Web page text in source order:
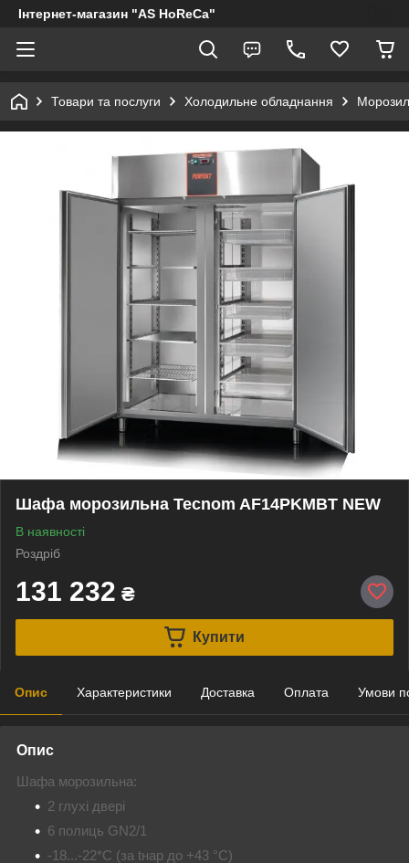
Інтернет-магазин "AS HoReCa"
Товари та послуги Холодильне обладнання
Шафа морозильна Tecnom AF14PKMBT NEW
В наявності
Роздріб
131 232 ₴
Купити
Опис Характеристики Доставка Оплата Умови
Опис
Шафа морозильна:
2 глухі двері
6 полиць GN2/1
-18...-22*С (за tнар до +43 °C)